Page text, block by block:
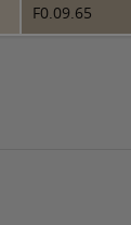
F0.09.65